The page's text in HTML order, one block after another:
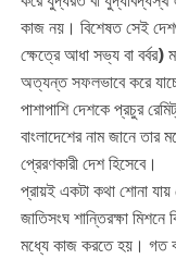
কাজ নয়। বিশেষত সেই
ক্ষেত্রে আধা সভ্য বা বর্বর)
অত্যন্ত সফলভাবে করে
পাশাপাশি দেশকে প্রচুর
বাংলাদেশের নাম জানে
প্রেরণকারী দেশ হিসেবে।
প্রায়ই একটা কথা শোনা যায়
জাতিসংঘ শান্তিরক্ষা
মধ্যে কাজ করতে হয়। গত